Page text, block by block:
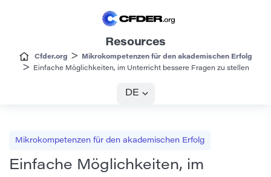
Resources
Cfder.org > Mikrokompetenzen für den akademischen Erfolg
> Einfache Möglichkeiten, im Unterricht bessere Fragen zu stellen
DE
Mikrokompetenzen für den akademischen Erfolg
Einfache Möglichkeiten, im